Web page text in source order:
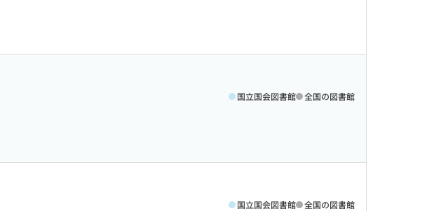
国立国会図書館 全国の図書館
国立国会図書館 全国の図書館